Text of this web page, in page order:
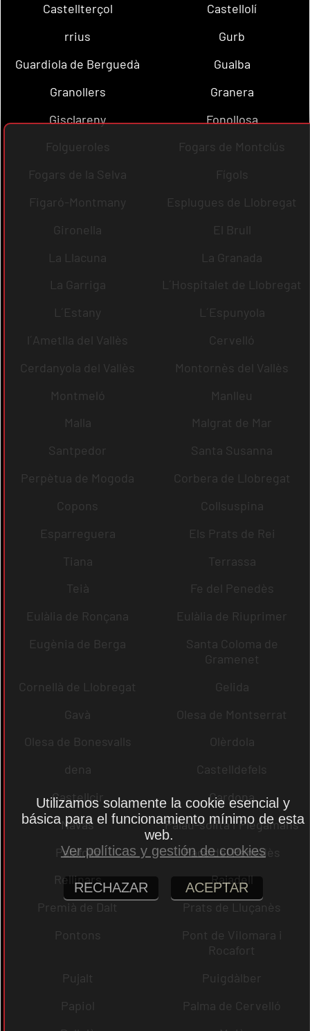
Castellterçol
Castellolí
rrius
Gurb
Guardiola de Berguedà
Gualba
Granollers
Granera
Gisclareny
Fonollosa
Folgueroles
Fogars de Montclús
Fogars de la Selva
Fígols
Figaró-Montmany
Esplugues de Llobregat
Gironella
El Brull
La Llacuna
La Granada
La Garriga
L´Hospitalet de Llobregat
L´Estany
L´Espunyola
l´Ametlla del Vallès
Cervelló
Cerdanyola del Vallès
Montornès del Vallès
Montmeló
Manlleu
Malla
Malgrat de Mar
Santpedor
Santa Susanna
Perpètua de Mogoda
Corbera de Llobregat
Copons
Collsuspina
Esparreguera
Els Prats de Rei
Tiana
Terrassa
Teià
Fe del Penedès
Eulàlia de Ronçana
Eulàlia de Riuprimer
Eugènia de Berga
Santa Coloma de
Gramenet
Cornellà de Llobregat
Gelida
Gavà
Olesa de Montserrat
Olesa de Bonesvalls
Olèrdola
dena
Castelldefels
Castellcir
Cardona
Navas
Palau-solità i Plegamans
Palafolls
Pacs del Penedès
Rellinars
Rajadell
Premià de Dalt
Prats de Lluçanès
Pontons
Pont de Vilomara i
Rocafort
Pujalt
Puigdàlber
Papiol
Palma de Cervelló
Utilizamos solamente la cookie esencial y
básica para el funcionamiento mínimo de esta
web.
Ver políticas y gestión de cookies
RECHAZAR ACEPTAR